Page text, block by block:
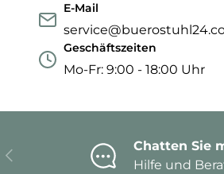
E-Mail
Geschäftszeiten
Mo-Fr: 9:00 - 18:00 Uhr
Vorherige
Chatten Sie
Hilfe und